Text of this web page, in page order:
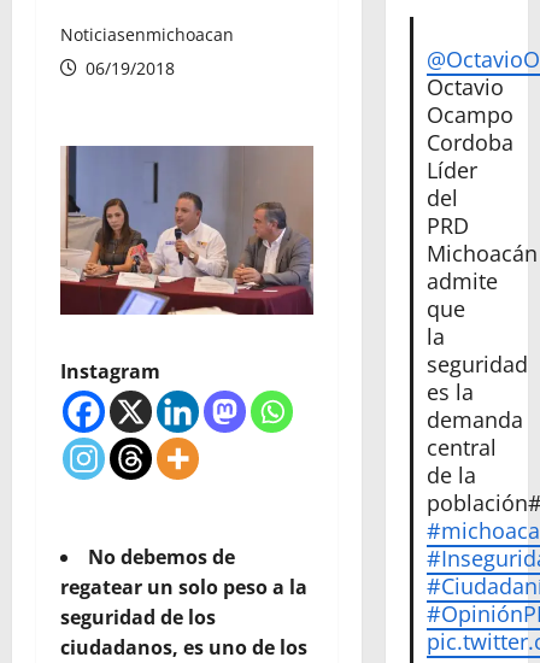
Noticiasenmichoacan
06/19/2018
Instagram
No debemos de
regatear un solo peso a la
seguridad de los
ciudadanos, es uno de los
Octavio
Ocampo
Cordoba
Líder
del
PRD
Michoacán
admite
que
la
seguridad
es la
demanda
central
de la